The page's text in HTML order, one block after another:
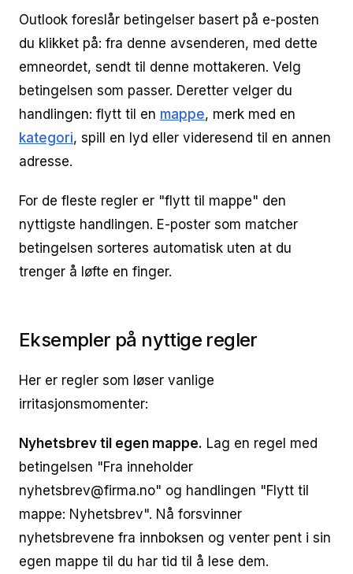
Outlook foreslår betingelser basert på e-posten
du klikket på: fra denne avsenderen, med dette
emneordet, sendt til denne mottakeren. Velg
betingelsen som passer. Deretter velger du
handlingen: flytt til en mappe, merk med en
kategori, spill en lyd eller videresend til en annen
adresse.
For de fleste regler er "flytt til mappe" den
nyttigste handlingen. E-poster som matcher
betingelsen sorteres automatisk uten at du
trenger å løfte en finger.
Eksempler på nyttige regler
Her er regler som løser vanlige
irritasjonsmomenter:
Nyhetsbrev til egen mappe. Lag en regel med
betingelsen "Fra inneholder
nyhetsbrev@firma.no" og handlingen "Flytt til
mappe: Nyhetsbrev". Nå forsvinner
nyhetsbrevene fra innboksen og venter pent i sin
egen mappe til du har tid til å lese dem.